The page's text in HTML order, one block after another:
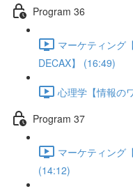
Program 36
マーケティング
DECAX】 (16:49)
心理学【情報の
Program 37
マーケティング
(14:12)